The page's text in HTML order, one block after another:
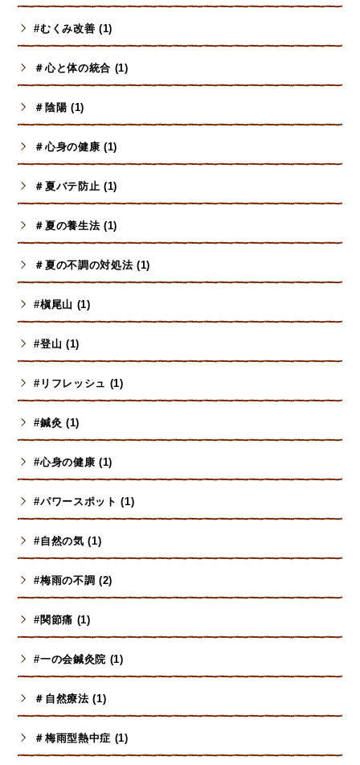
#むくみ改善 (1)
＃心と体の統合 (1)
＃陰陽 (1)
＃心身の健康 (1)
＃夏バテ防止 (1)
＃夏の養生法 (1)
＃夏の不調の対処法 (1)
#槇尾山 (1)
#登山 (1)
#リフレッシュ (1)
#鍼灸 (1)
#心身の健康 (1)
#パワースポット (1)
#自然の気 (1)
#梅雨の不調 (2)
#関節痛 (1)
#一の会鍼灸院 (1)
＃自然療法 (1)
＃梅雨型熱中症 (1)